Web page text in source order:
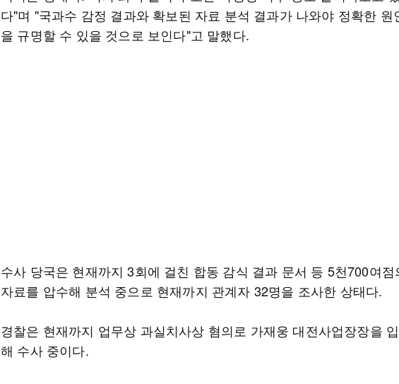
다"며 "국과수 감정 결과와 확보된 자료 분석 결과가 나와야 정확한 원
을 규명할 수 있을 것으로 보인다"고 말했다.
수사 당국은 현재까지 3회에 걸친 합동 감식 결과 문서 등 5천700여점
자료를 압수해 분석 중으로 현재까지 관계자 32명을 조사한 상태다.
경찰은 현재까지 업무상 과실치사상 혐의로 가재웅 대전사업장장을
해 수사 중이다.